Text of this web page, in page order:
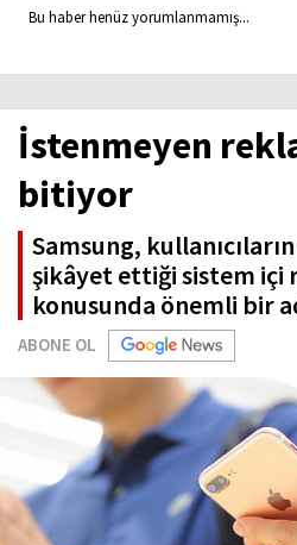
Bu haber henüz yorumlanmamış...
İstenmeyen
bitiyor
Samsung,
şikâyet ettiği sistem içi
konusunda önemli bir
ABONE OL